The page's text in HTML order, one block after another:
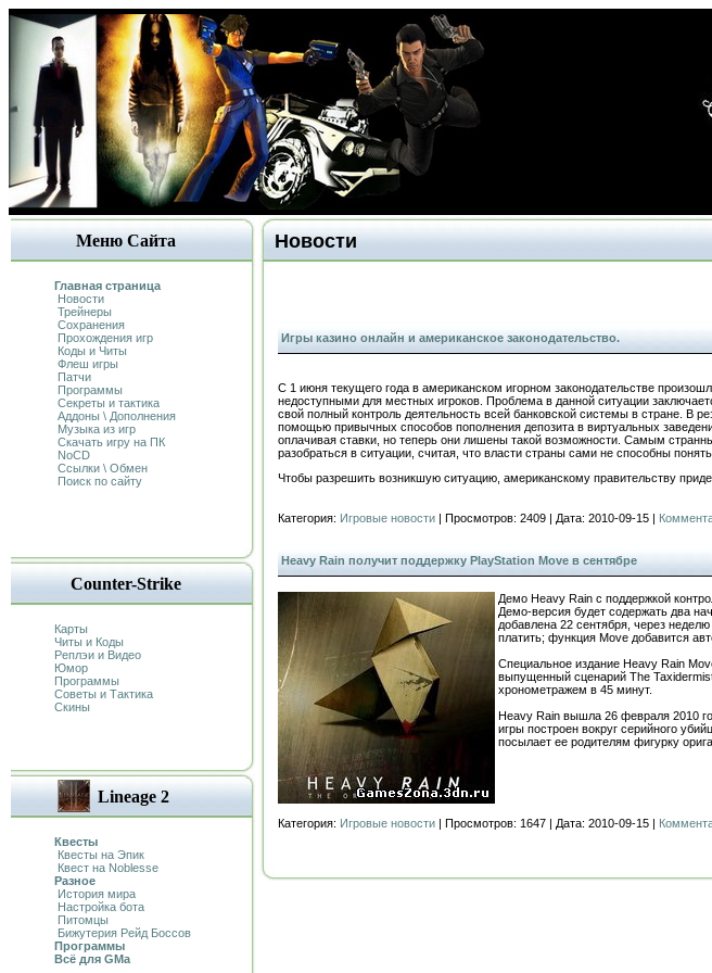
Меню Сайта
Главная страница
Новости
Трейнеры
Сохранения
Прохождения игр
Коды и Читы
Флеш игры
Патчи
Программы
Секреты и тактика
Аддоны \ Дополнения
Музыка из игр
Скачать игру на ПК
NoCD
Ссылки \ Обмен
Поиск по сайту
Counter-Strike
Карты
Читы и Коды
Реплэи и Видео
Юмор
Программы
Советы и Тактика
Скины
Lineage 2
Квесты
Квесты на Эпик
Квест на Noblesse
Разное
История мира
Настройка бота
Питомцы
Бижутерия Рейд Боссов
Программы
Всё для GMa
Новости
Игры казино онлайн и американское законодательство.
С 1 июня текущего года в американском игорном законодательстве
недоступными для местных игроков. Проблема в данной ситуации
свой полный контроль деятельность всей банковской системы в стране. В
помощью привычных способов пополнения депозита в виртуальных
оплачивая ставки, но теперь они лишены такой возможности. Самым
разобраться в ситуации, считая, что власти страны сами не способны
Чтобы разрешить возникшую ситуацию, американскому правительству
Категория: Игровые новости | Просмотров: 2409 | Дата: 2010-09-15 |
Heavy Rain получит поддержку PlayStation Move в сентябре
Демо Heavy Rain с поддержкой
Демо-версия будет содержать два
добавлена 22 сентября, через
платить; функция Move добавится
Специальное издание Heavy Rain
выпущенный сценарий The
хронометражем в 45 минут.
Heavy Rain вышла 26 февраля 2010
игры построен вокруг серийного
посылает ее родителям фигурку
Категория: Игровые новости | Просмотров: 1647 | Дата: 2010-09-15 |